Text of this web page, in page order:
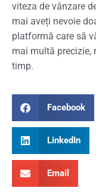
viteza de vânzare
mai aveți nevoie
platformă care să
mai multă precizie,
timp.
Facebook
LinkedIn
Email